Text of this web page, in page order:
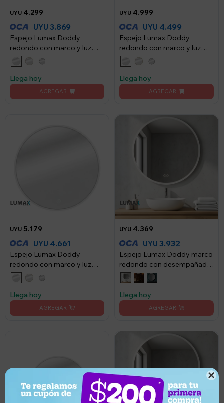

UYU 4.299
UYU 3.869
Espejo Lumax Doddy
redondo con marco y luz
60cm - Blanco
Llega hoy
UYU 4.999
UYU 4.499
Espejo Lumax Doddy
redondo con marco y luz
80cm - Blanco
Llega hoy
UYU 5.179
UYU 4.661
Espejo Lumax Doddy
redondo con marco y luz
90cm - Blanco
Llega hoy
UYU 4.369
UYU 3.932
Espejo Lumax Doddy marco
redondo con desempañador
y luz 50cm - Blanco
Llega hoy